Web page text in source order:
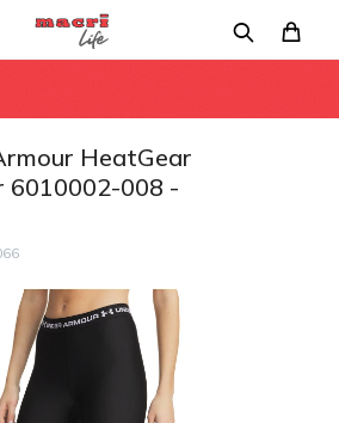
HeatGear
6010002-008 -